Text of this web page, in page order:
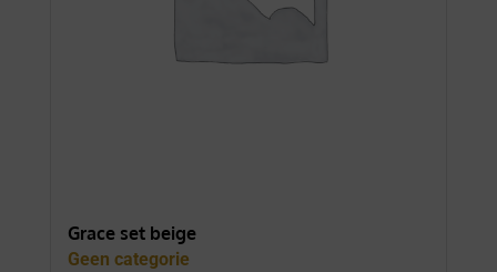
Grace set beige
Geen categorie